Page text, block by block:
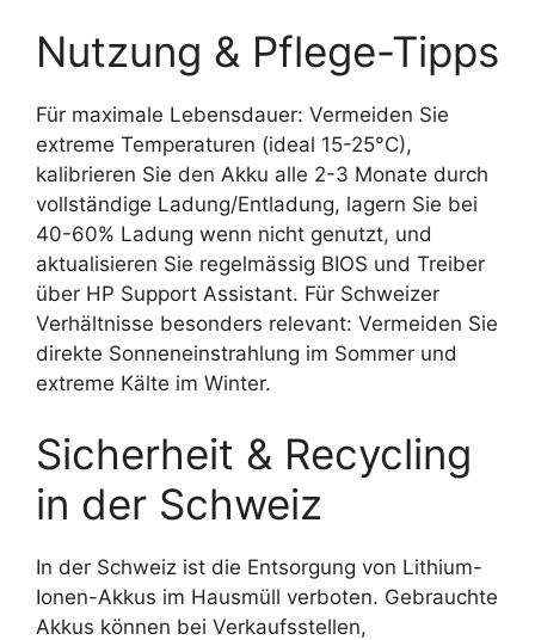
Nutzung & Pflege-Tipps
Für maximale Lebensdauer: Vermeiden Sie
extreme Temperaturen (ideal 15-25°C),
kalibrieren Sie den Akku alle 2-3 Monate durch
vollständige Ladung/Entladung, lagern Sie bei
40-60% Ladung wenn nicht genutzt, und
aktualisieren Sie regelmässig BIOS und Treiber
über HP Support Assistant. Für Schweizer
Verhältnisse besonders relevant: Vermeiden Sie
direkte Sonneneinstrahlung im Sommer und
extreme Kälte im Winter.
Sicherheit & Recycling
in der Schweiz
In der Schweiz ist die Entsorgung von Lithium-
Ionen-Akkus im Hausmüll verboten. Gebrauchte
Akkus können bei Verkaufsstellen,